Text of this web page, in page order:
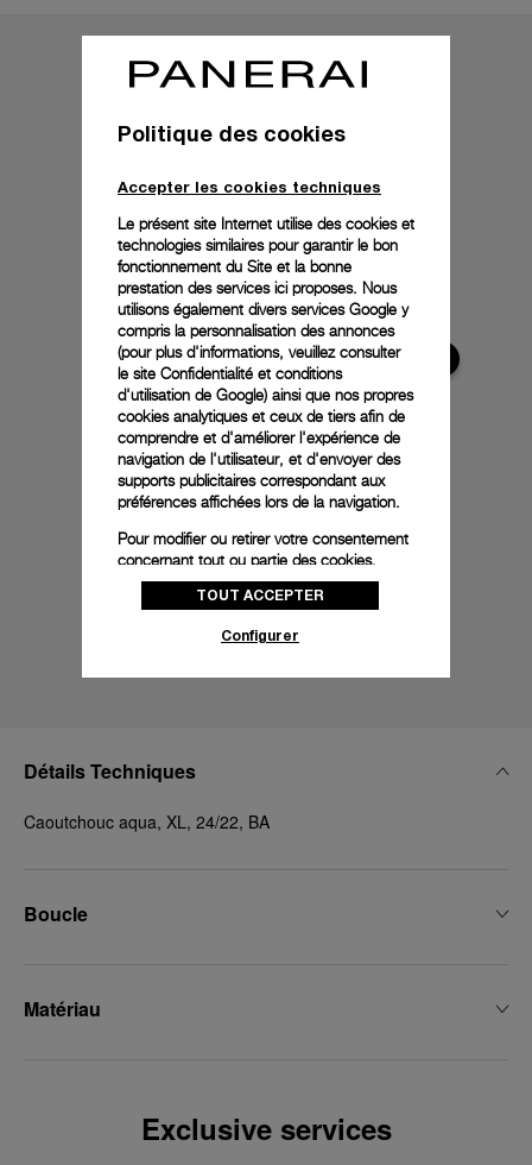
Détails Techniques
Caoutchouc aqua, XL, 24/22, BA
Boucle
Matériau
Exclusive services
Politique des cookies
Accepter les cookies techniques
Le présent site Internet utilise des cookies et
technologies similaires pour garantir le bon
fonctionnement du Site et la bonne
prestation des services ici proposes. Nous
utilisons également divers services Google y
compris la personnalisation des annonces
(pour plus d'informations, veuillez consulter
le site Confidentialité et conditions
d'utilisation de Google) ainsi que nos propres
cookies analytiques et ceux de tiers afin de
comprendre et d'améliorer l'expérience de
navigation de l'utilisateur, et d'envoyer des
supports publicitaires correspondant aux
préférences affichées lors de la navigation.
Pour modifier ou retirer votre consentement
concernant tout ou partie des cookies,
cliquez sur « Configurer » ou consultez notre
politique des cookiespour obtenir plus
donnez votre consentement pour l’utilisation
donnez votre consentement uniquement
pour l’utilisation des cookies techniques.
TOUT ACCEPTER
Configurer